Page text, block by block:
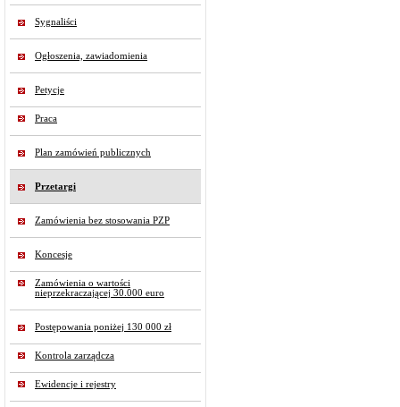
Sygnaliści
Ogłoszenia, zawiadomienia
Petycje
Praca
Plan zamówień publicznych
Przetargi
Zamówienia bez stosowania PZP
Koncesje
Zamówienia o wartości
nieprzekraczającej 30.000 euro
Postępowania poniżej 130 000 zł
Kontrola zarządcza
Ewidencje i rejestry